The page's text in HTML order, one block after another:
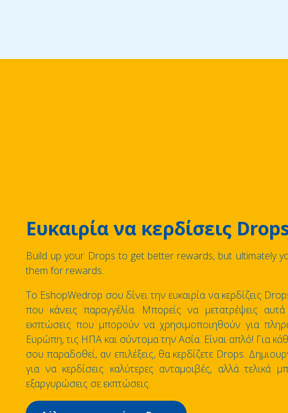
Ευκαιρία να κερδίσεις
Build up your Drops to get better rewards, but ultimately
them for rewards.
Το EshopWedrop σου δίνει την ευκαιρία να κερδίζεις
που κάνεις παραγγέλία. Μπορείς να μετατρέψεις
εκπτώσεις που μπορούν να χρησιμοποιηθούν για
Ευρώπη, τις ΗΠΑ και σύντομα την Ασία. Είναι απλό! Για
σου παραδοθεί, αν επιλέξεις, θα κερδίζετε Drops.
για να κερδίσεις καλύτερες ανταμοιβές, αλλά τελικά
εξαργυρώσεις σε εκπτώσεις.